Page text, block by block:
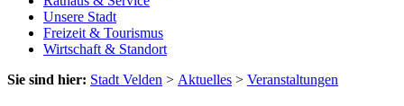
Unsere Stadt
Freizeit & Tourismus
Wirtschaft & Standort
Sie sind hier: Stadt Velden > Aktuelles > Veranstaltungen